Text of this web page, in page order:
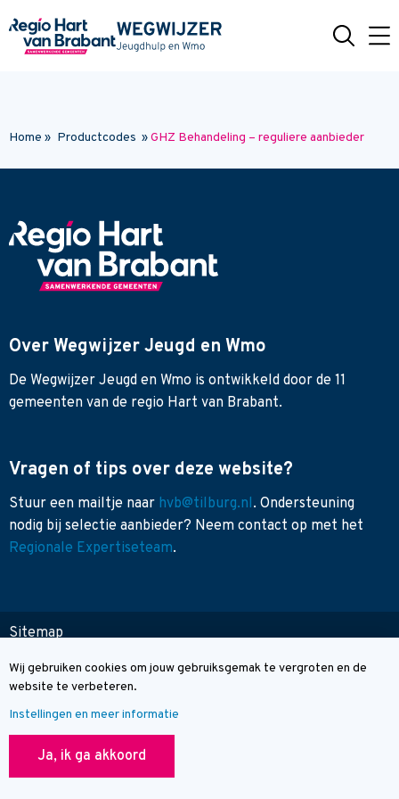
Cookie melding
Wij gebruiken cookies om jouw gebruiksgemak te vergroten en de
website te verbeteren.
Instellingen en meer informatie
Ja, ik ga akkoord
Home » Productcodes »GHZ Behandeling – reguliere aanbieder
Over Wegwijzer Jeugd en Wmo
De Wegwijzer Jeugd en Wmo is ontwikkeld door de 11
gemeenten van de regio Hart van Brabant.
Vragen of tips over deze website?
Stuur een mailtje naar hvb@tilburg.nl. Ondersteuning
nodig bij selectie aanbieder? Neem contact op met het
Regionale Expertiseteam.
© Wegwijzer Hart van Brabant
Sitemap
Contact